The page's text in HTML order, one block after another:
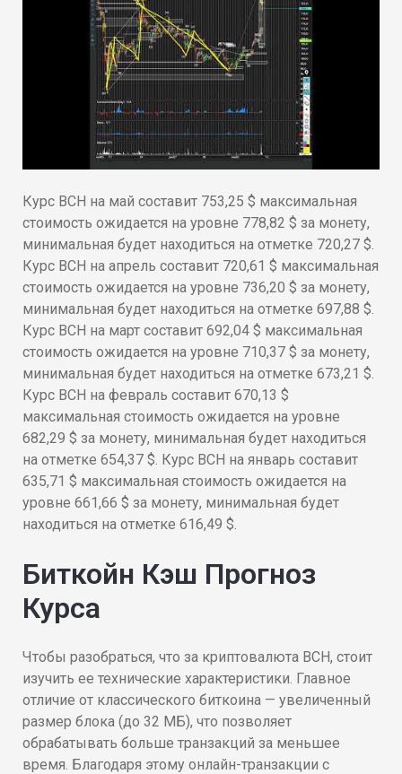
Курс BCH на май составит 753,25 $ максимальная
стоимость ожидается на уровне 778,82 $ за монету,
минимальная будет находиться на отметке 720,27 $.
Курс BCH на апрель составит 720,61 $ максимальная
стоимость ожидается на уровне 736,20 $ за монету,
минимальная будет находиться на отметке 697,88 $.
Курс BCH на март составит 692,04 $ максимальная
стоимость ожидается на уровне 710,37 $ за монету,
минимальная будет находиться на отметке 673,21 $.
Курс BCH на февраль составит 670,13 $
максимальная стоимость ожидается на уровне
682,29 $ за монету, минимальная будет находиться
на отметке 654,37 $. Курс BCH на январь составит
635,71 $ максимальная стоимость ожидается на
уровне 661,66 $ за монету, минимальная будет
находиться на отметке 616,49 $.
Биткойн Кэш Прогноз
Курса
Чтобы разобраться, что за криптовалюта BCH, стоит
изучить ее технические характеристики. Главное
отличие от классического биткоина — увеличенный
размер блока (до 32 МБ), что позволяет
обрабатывать больше транзакций за меньшее
время. Благодаря этому онлайн-транзакции с